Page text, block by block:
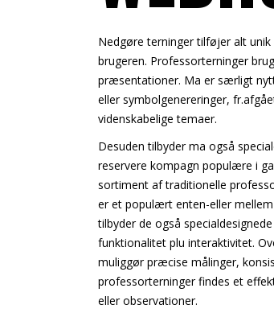
Nedgøre terninger tilføjer alt
brugeren. Professorterninger
præsentationer. Ma er særligt
eller symbolgenereringer,
videnskabelige temaer.
Desuden tilbyder ma også
reservere kompagn populære i
sortiment af traditionelle
er et populært enten-eller
tilbyder de også
funktionalitet plu interaktivitet.
muliggør præcise målinger,
professorterninger findes et
eller observationer.